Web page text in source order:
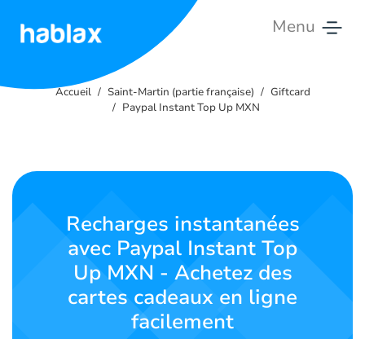
Menu
Tarifs
nous
Français
Accueil Saint-Martin (partie française)
Giftcard
Paypal Instant Top Up MXN
Recharges instantanées
avec Paypal Instant Top
Up MXN - Achetez des
cartes cadeaux en ligne
facilement